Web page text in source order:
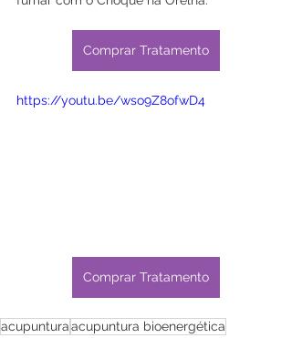
Comprar Tratamento
https://youtu.be/wso9Z8ofwD4
Comprar Tratamento
acupunturaacupuntura bioenergética